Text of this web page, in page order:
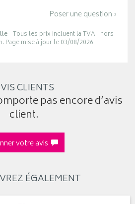
Poser une question ›
- Tous les prix incluent la TVA - hors
Page mise à jour le 03/08/2026
CLIENTS
pas encore d’avis
client.
votre avis
ÉGALEMENT